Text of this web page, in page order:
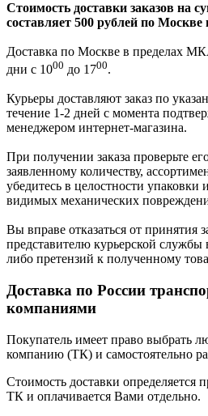
Стоимость доставки заказов на
составляет 500 рублей по
Доставка по Москве в пределах
дни с 1000 до 1700.
Курьеры доставляют заказ по
течение 1-2 дней с момента
менеджером интернет-магазина.
При получении заказа проверьте
заявленному количеству,
убедитесь в целостности упаковки
видимых механических
Вы вправе отказаться от принятия
представителю курьерской службы
либо претензий к полученному
Доставка по России
компаниями
Покупатель имеет право выбрать
компанию (ТК) и самостоятельно
Стоимость доставки определяется
ТК и оплачивается Вами отдельно.